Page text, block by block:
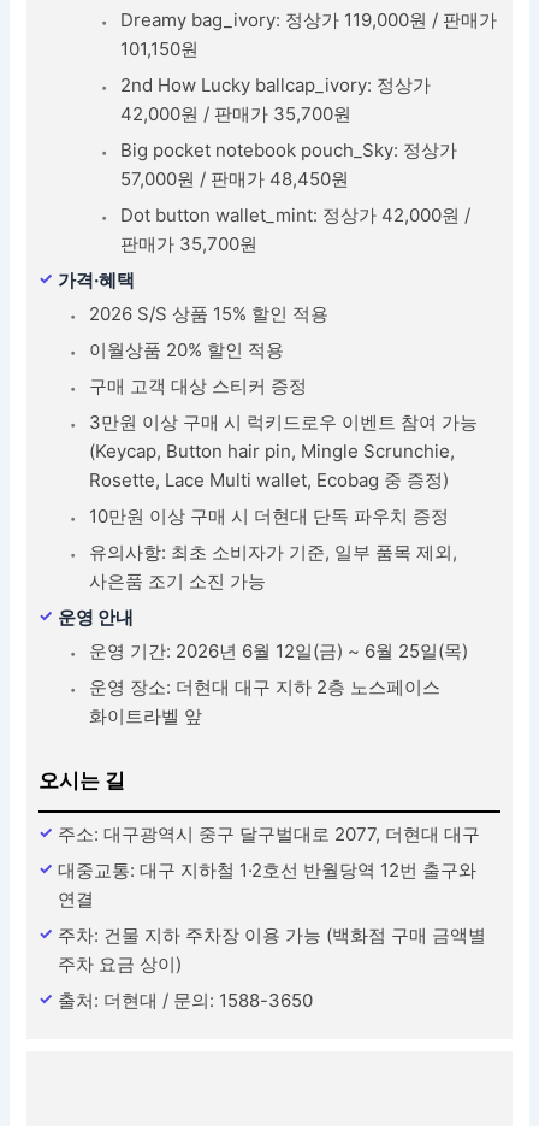
Dreamy bag_ivory: 정상가 119,000원 / 판매가
101,150원
2nd How Lucky ballcap_ivory: 정상가
42,000원 / 판매가 35,700원
Big pocket notebook pouch_Sky: 정상가
57,000원 / 판매가 48,450원
Dot button wallet_mint: 정상가 42,000원 /
판매가 35,700원
가격·혜택
2026 S/S 상품 15% 할인 적용
이월상품 20% 할인 적용
구매 고객 대상 스티커 증정
3만원 이상 구매 시 럭키드로우 이벤트 참여 가능
(Keycap, Button hair pin, Mingle Scrunchie,
Rosette, Lace Multi wallet, Ecobag 중 증정)
10만원 이상 구매 시 더현대 단독 파우치 증정
유의사항: 최초 소비자가 기준, 일부 품목 제외,
사은품 조기 소진 가능
운영 안내
운영 기간: 2026년 6월 12일(금) ~ 6월 25일(목)
운영 장소: 더현대 대구 지하 2층 노스페이스
화이트라벨 앞
오시는 길
주소: 대구광역시 중구 달구벌대로 2077, 더현대 대구
대중교통: 대구 지하철 1·2호선 반월당역 12번 출구와
연결
주차: 건물 지하 주차장 이용 가능 (백화점 구매 금액별
주차 요금 상이)
출처: 더현대 / 문의: 1588-3650